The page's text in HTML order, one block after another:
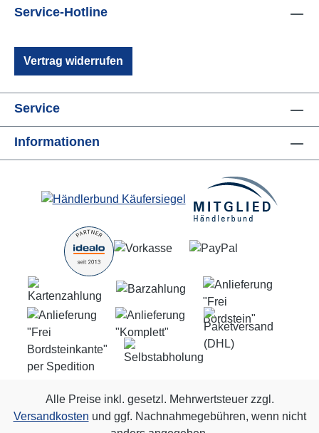
Service-Hotline
Vertrag widerrufen
Service
Informationen
Alle Preise inkl. gesetzl. Mehrwertsteuer zzgl.
Versandkosten und ggf. Nachnahmegebühren, wenn nicht